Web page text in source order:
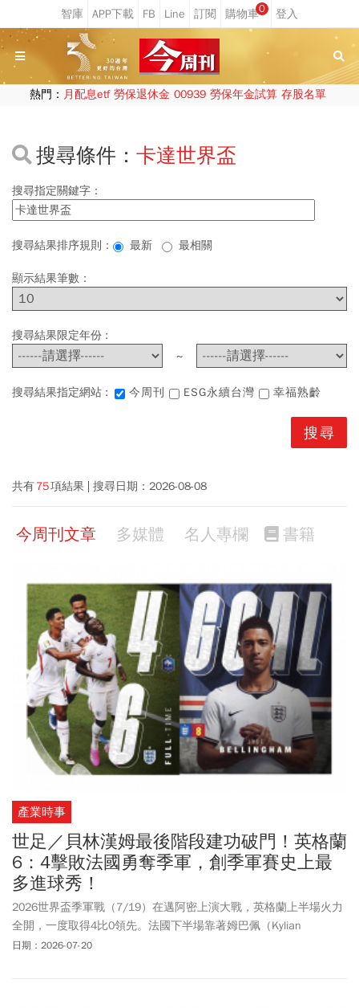
0
熱門： 月配息etf 勞保退休金 00939 勞保年金試算 存股名單
搜尋條件： 卡達世界盃
搜尋指定關鍵字：
搜尋結果排序規則： 最新 最相關
顯示結果筆數：
搜尋結果限定年份 :
~
搜尋結果指定網站 : 今周刊 ESG永續台灣 幸福熟齡
共有75項結果 搜尋日期： 2026-08-08
今周刊文章 多媒體 名人專欄 書籍
產業時事
世足／貝林漢姆最後階段建功破門！英格蘭
6：4擊敗法國勇奪季軍，創季軍賽史上最
多進球秀！
2026世界盃季軍戰（7/19）在邁阿密上演大戰，英格蘭上半場火力
全開，一度取得4比0領先。法國下半場靠著姆巴佩（Kylian
Mbappé）梅開二度，比分追近至僅剩1球差距。但英格蘭最終仍靠
日期：2026-07-20